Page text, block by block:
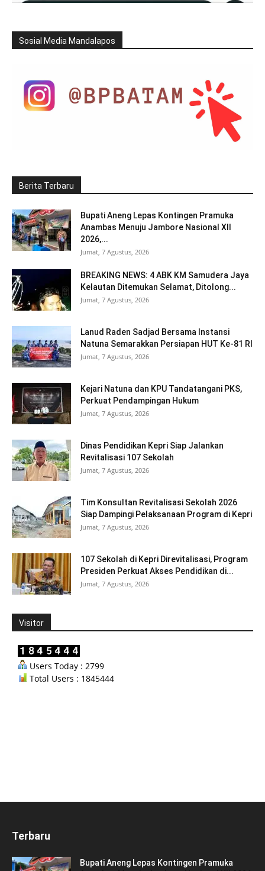
Sosial Media Mandalapos
Berita Terbaru
Bupati Aneng Lepas Kontingen Pramuka
Anambas Menuju Jambore Nasional XII
2026,...
Jumat, 7 Agustus, 2026
BREAKING NEWS: 4 ABK KM Samudera Jaya
Kelautan Ditemukan Selamat, Ditolong...
Jumat, 7 Agustus, 2026
Lanud Raden Sadjad Bersama Instansi
Natuna Semarakkan Persiapan HUT Ke-81 RI
Jumat, 7 Agustus, 2026
Kejari Natuna dan KPU Tandatangani PKS,
Perkuat Pendampingan Hukum
Jumat, 7 Agustus, 2026
Dinas Pendidikan Kepri Siap Jalankan
Revitalisasi 107 Sekolah
Jumat, 7 Agustus, 2026
Tim Konsultan Revitalisasi Sekolah 2026
Siap Dampingi Pelaksanaan Program di Kepri
Jumat, 7 Agustus, 2026
107 Sekolah di Kepri Direvitalisasi, Program
Presiden Perkuat Akses Pendidikan di...
Jumat, 7 Agustus, 2026
Visitor
Users Today : 2799
Total Users : 1845444
Terbaru
Bupati Aneng Lepas Kontingen Pramuka